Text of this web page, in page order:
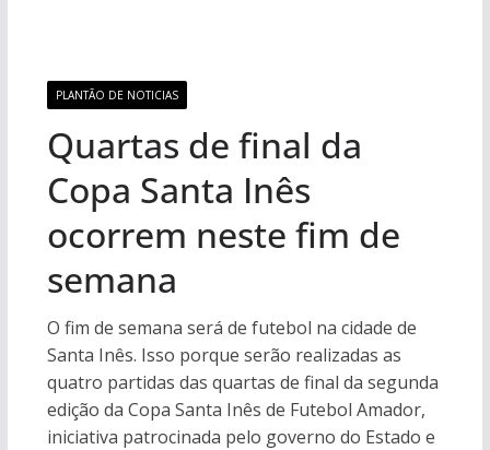
PLANTÃO DE NOTICIAS
Quartas de final da
Copa Santa Inês
ocorrem neste fim de
semana
O fim de semana será de futebol na cidade de
Santa Inês. Isso porque serão realizadas as
quatro partidas das quartas de final da segunda
edição da Copa Santa Inês de Futebol Amador,
iniciativa patrocinada pelo governo do Estado e